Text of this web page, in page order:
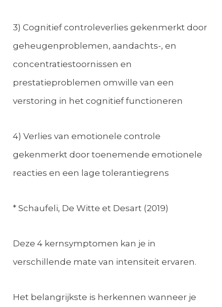
3) Cognitief controleverlies gekenmerkt door
geheugenproblemen, aandachts-, en
concentratiestoornissen en
prestatieproblemen omwille van een
verstoring in het cognitief functioneren
4) Verlies van emotionele controle
gekenmerkt door toenemende emotionele
reacties en een lage tolerantiegrens
* Schaufeli, De Witte et Desart (2019)
Deze 4 kernsymptomen kan je in
verschillende mate van intensiteit ervaren.
Het belangrijkste is herkennen wanneer je